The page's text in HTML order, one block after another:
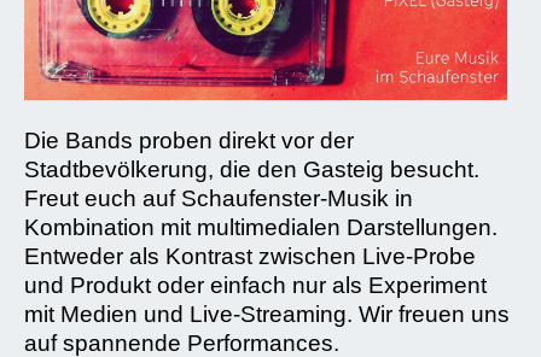
Die Bands proben direkt vor der
Stadtbevölkerung, die den Gasteig besucht.
Freut euch auf Schaufenster-Musik in
Kombination mit multimedialen Darstellungen.
Entweder als Kontrast zwischen Live-Probe
und Produkt oder einfach nur als Experiment
mit Medien und Live-Streaming. Wir freuen uns
auf spannende Performances.